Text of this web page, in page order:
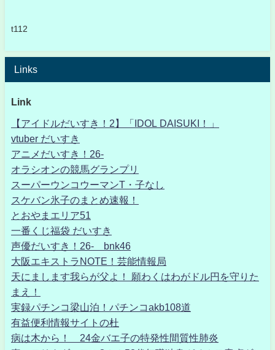
t112
Links
Link
【アイドルだいすき！2】「IDOL DAISUKI！」
vtuber だいすき
アニメだいすき！26-
オラシオンの競馬グランプリ
スーパーウンコウーマンT・子なし
スケバン氷子のまとめ速報！
とおやまエリア51
一番くじ福袋 だいすき
声優だいすき！26- bnk46
大阪エキストラNOTE！芸能情報局
天にまします我らが父よ！ 願わくはわがドル円を守りた
まえ！
実録パチンコ梁山泊！パチンコakb108道
有益便利情報サイトの杜
病は木から！ 24金バエ子の特発性間質性肺炎